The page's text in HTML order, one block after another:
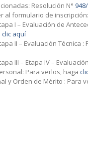
Resolución N°
al formulario de inscripción:
I – Evaluación de
clic aquí
II – Evaluación Técnica :
III – Etapa IV –
Para verlos, haga
y Orden de Mérito : Para